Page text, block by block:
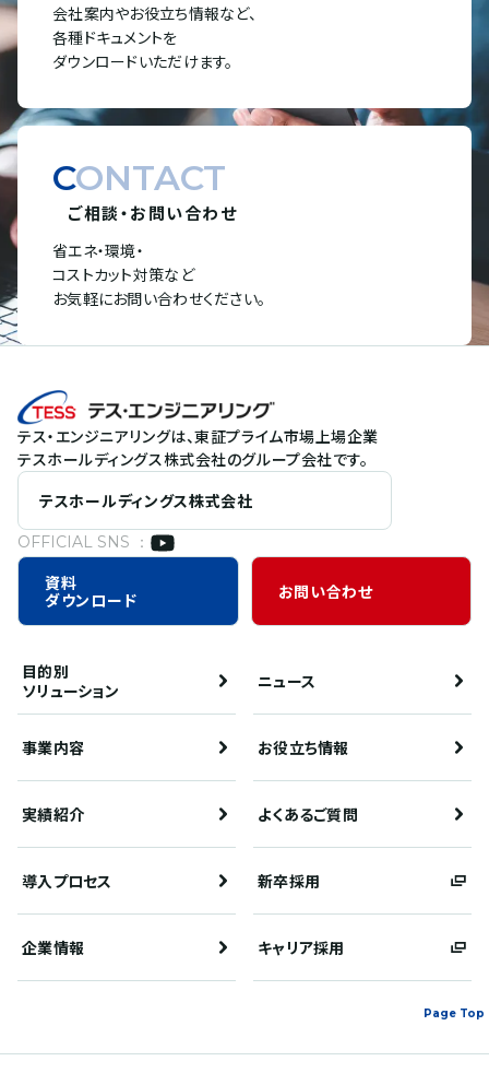
会社案内やお役立ち情報など、
各種ドキュメントを
ダウンロードいただけます。
CONTACT
ご相談・お問い合わせ
省エネ・環境・
コストカット対策など
お気軽にお問い合わせください。
テス・エンジニアリングは、東証プライム市場上場企業
テスホールディングス株式会社のグループ会社です。
テスホールディングス株式会社
OFFICIAL SNS ：
資料
ダウンロード
お問い合わせ
目的別
ソリューション
ニュース
事業内容 お役立ち情報
実績紹介 よくあるご質問
導入プロセス 新卒採用
企業情報 キャリア採用
Page Top